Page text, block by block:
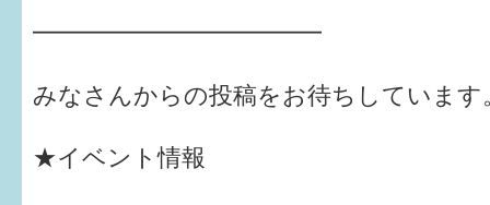
━━━━━━━━━━━━
みなさんからの投稿をお待ちしています
★イベント情報